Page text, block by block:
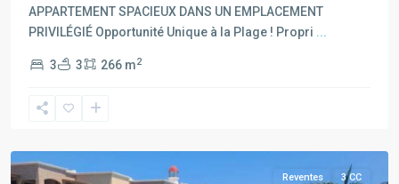
APPARTEMENT SPACIEUX DANS UN EMPLACEMENT
PRIVILÉGIÉ Opportunité Unique à la Plage ! Propri ...
3 3 266 m2
Playa
Carmen ,
Riviera
Reventes 3 CC